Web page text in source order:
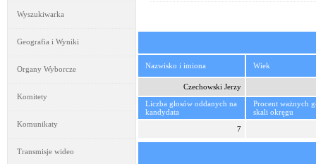
Wyszukiwarka
Geografia i Wyniki
Organy Wyborcze
Komitety
Komunikaty
Transmisje wideo
Nazwisko i imiona Wiek
Czechowski Jerzy
Liczba głosów oddanych na
kandydata
Procent ważnych
skali okręgu
7